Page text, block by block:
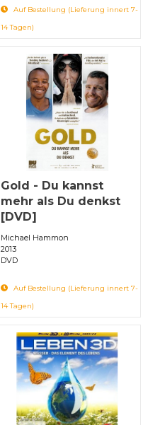
Auf Bestellung (Lieferung innert 7-
14 Tagen)
Gold - Du kannst
mehr als Du denkst
[DVD]
Michael Hammon
2013
DVD
Auf Bestellung (Lieferung innert 7-
14 Tagen)